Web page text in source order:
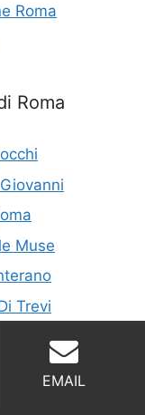
Roma
Roma
Muse
Trevi
D’oro
EMAIL